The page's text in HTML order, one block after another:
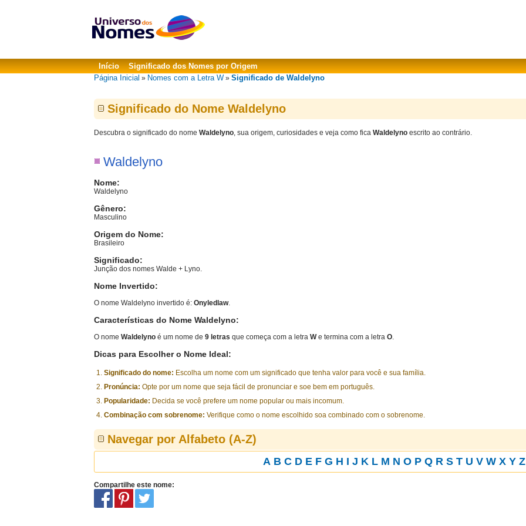
Início
Significado dos Nomes por Origem
Página Inicial » Nomes com a Letra W » Significado de Waldelyno
Significado do Nome Waldelyno
Descubra o significado do nome Waldelyno, sua origem, curiosidades e veja como fica Waldelyno escrito ao contrário.
Waldelyno
Nome:
Waldelyno
Gênero:
Masculino
Origem do Nome:
Brasileiro
Significado:
Junção dos nomes Walde + Lyno.
Nome Invertido:
O nome Waldelyno invertido é: Onyledlaw.
Características do Nome Waldelyno:
O nome Waldelyno é um nome de 9 letras que começa com a letra We termina com a letra O.
Dicas para Escolher o Nome Ideal:
Significado do nome: Escolha um nome com um significado que tenha valor para você e sua família.
Pronúncia: Opte por um nome que seja fácil de pronunciar e soe bem em português.
Popularidade: Decida se você prefere um nome popular ou mais incomum.
Combinação com sobrenome: Verifique como o nome escolhido soa combinado com o sobrenome.
Navegar por Alfabeto (A-Z)
A B C D E F G H I J K L M N O P Q R S T U V W X Y Z
Compartilhe este nome: